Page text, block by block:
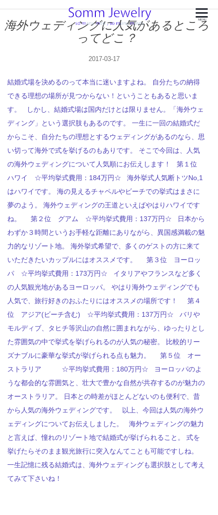
MENU
海外ウェディングに人気があるところ
ってどこ？
2017-03-17
結婚式場を決めるのって本当に迷いますよね。 自分たちの納得
できる理想の場所が見つからない！ということもあると思いま
す。 しかし、結婚式場は国内だけとは限りません。「海外ウェ
ディング」という選択肢もあるのです。 一生に一回の結婚式だ
からこそ、自分たちの理想とするウェディングがあるのなら、思
い切って海外で式を挙げるのもありです。 そこで今回は、人気
の海外ウェディングについて人気順にお伝えします！ 第１位
ハワイ ☆平均挙式費用：184万円☆ 海外挙式人気断トツNo,1
はハワイです。 海の見えるチャペルやビーチでの挙式はまさに
夢のよう。 海外ウェディングの王道といえばやはりハワイです
ね。 第２位 グアム ☆平均挙式費用：137万円☆ 日本から
わずか３時間というお手軽な距離にありながら、異国感満載の魅
力的なリゾート地。 海外挙式希望で、多くのゲストの方に来て
いただきたいカップルにはオススメです。 第３位 ヨーロッ
パ ☆平均挙式費用：173万円☆ イタリアやフランスなど多く
の人気観光地があるヨーロッパ。 やはり海外ウェディングでも
人気で、旅行好きのおふたりにはオススメの場所です！ 第４
位 アジア(ビーチ含む) ☆平均挙式費用：137万円☆ バリや
モルディブ、タヒチ等沢山の自然に囲まれながら、ゆったりとし
た雰囲気の中で挙式を挙げられるのが人気の秘密。 比較的リー
ズナブルに豪華な挙式が挙げられる点も魅力。 第５位 オー
ストラリア ☆平均挙式費用：180万円☆ ヨーロッパのよ
うな都会的な雰囲気と、壮大で豊かな自然が共存するのが魅力の
オーストラリア。 日本との時差がほとんどないのも便利で、昔
から人気の海外ウェディングです。 以上、今回は人気の海外ウ
ェディングについてお伝えしました。 海外ウェディングの魅力
と言えば、憧れのリゾート地で結婚式が挙げられること。 式を
挙げたらそのまま観光旅行に突入なんてことも可能ですしね。
一生記憶に残る結婚式は、海外ウェディングも選択肢として考え
てみて下さいね！